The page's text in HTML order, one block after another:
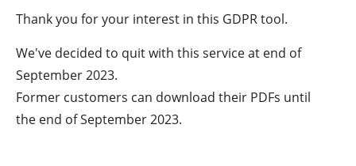
Thank you for your interest in this GDPR tool.
We've decided to quit with this service at end of
September 2023.
Former customers can download their PDFs until
the end of September 2023.